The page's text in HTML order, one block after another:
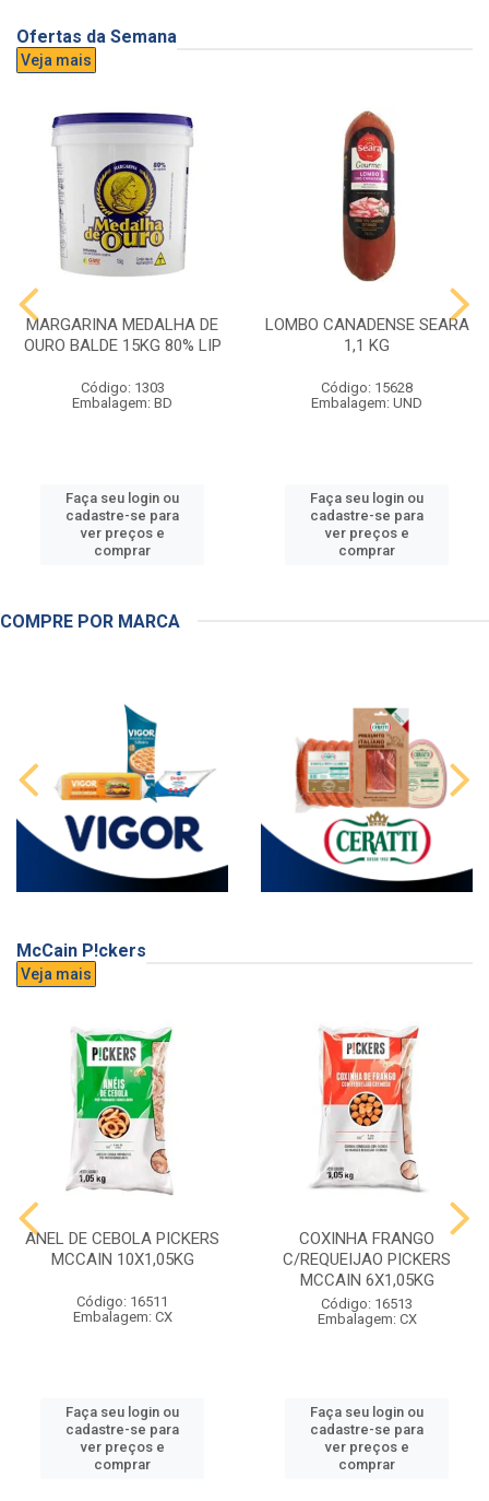
Ofertas da Semana
Veja mais
MARGARINA MEDALHA DE
OURO BALDE 15KG 80% LIP
Código: 1303
Embalagem: BD
Faça seu login ou
cadastre-se para
ver preços e
comprar
LOMBO CANADENSE SEARA
1,1 KG
Código: 15628
Embalagem: UND
Faça seu login ou
cadastre-se para
ver preços e
comprar
COMPRE POR MARCA
McCain P!ckers
Veja mais
ANEL DE CEBOLA PICKERS
MCCAIN 10X1,05KG
Código: 16511
Embalagem: CX
Faça seu login ou
cadastre-se para
ver preços e
comprar
COXINHA FRANGO
C/REQUEIJAO PICKERS
MCCAIN 6X1,05KG
Código: 16513
Embalagem: CX
Faça seu login ou
cadastre-se para
ver preços e
comprar